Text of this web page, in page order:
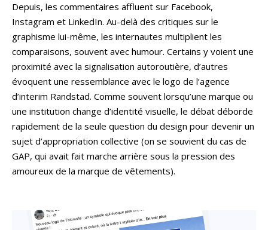
Depuis, les commentaires affluent sur Facebook,
Instagram et LinkedIn. Au-delà des critiques sur le
graphisme lui-même, les internautes multiplient les
comparaisons, souvent avec humour. Certains y voient une
proximité avec la signalisation autoroutière, d’autres
évoquent une ressemblance avec le logo de l’agence
d’interim Randstad. Comme souvent lorsqu’une marque ou
une institution change d’identité visuelle, le débat déborde
rapidement de la seule question du design pour devenir un
sujet d’appropriation collective (on se souvient du cas de
GAP, qui avait fait marche arrière sous la pression des
amoureux de la marque de vêtements).